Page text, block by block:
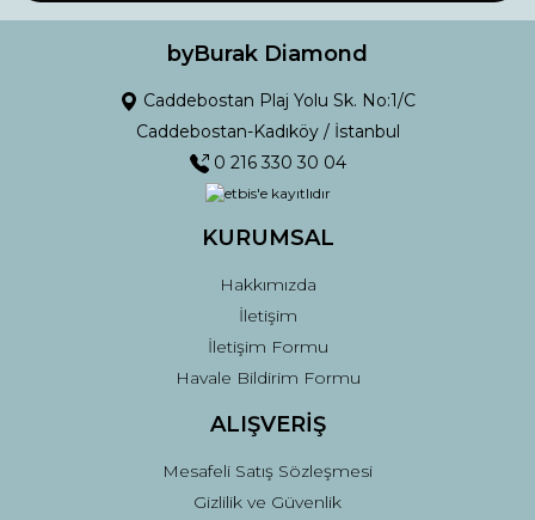
Ürün fiyatı diğer sitelerden daha pahalı.
Gönder
byBurak Diamond
Caddebostan Plaj Yolu Sk. No:1/C
Caddebostan-Kadıköy / İstanbul
0 216 330 30 04
KURUMSAL
Hakkımızda
İletişim
İletişim Formu
Havale Bildirim Formu
ALIŞVERİŞ
Mesafeli Satış Sözleşmesi
Gizlilik ve Güvenlik